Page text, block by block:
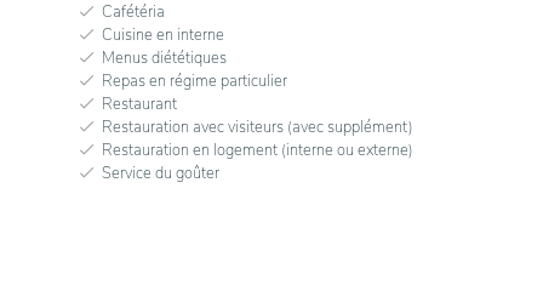
Cafétéria
Cuisine en interne
Menus diététiques
Repas en régime particulier
Restaurant
Restauration avec visiteurs (avec supplément)
Restauration en logement (interne ou externe)
Service du goûter